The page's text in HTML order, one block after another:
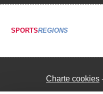
SPORTSREGIONS
Charte cookies